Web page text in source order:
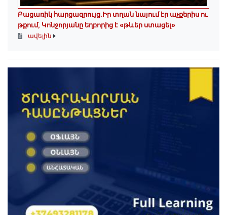
Բացառիկ հարցազրույց.Իր տղան նայում էր աչքերիս ու
թքում, Կոնջորյանը եղբորից է «թևեր ստացել»
ավելին